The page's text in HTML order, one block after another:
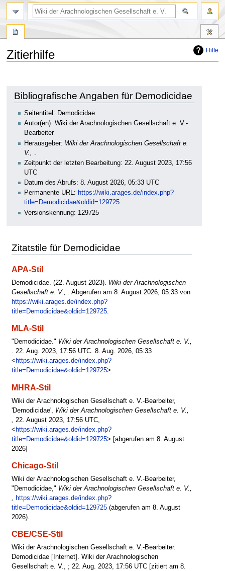
Hilfe
Zitierhilfe
springen
springen
Bibliografische Angaben für Demodicidae
Seitentitel: Demodicidae
Autor(en): Wiki der Arachnologischen Gesellschaft e. V.-
Bearbeiter
Herausgeber: Wiki der Arachnologischen Gesellschaft e.
V.,
Zeitpunkt der letzten Bearbeitung: 22. August 2023, 17:56
UTC
Datum des Abrufs: 8. August 2026, 05:33 UTC
Permanente URL: https://wiki.arages.de/index.php?
title=Demodicidae&oldid=129725
Versionskennung: 129725
Zitatstile für Demodicidae
APA-Stil
Demodicidae. (22. August 2023). Wiki der Arachnologischen
Gesellschaft e. V., . Abgerufen am 8. August 2026, 05:33 von
https://wiki.arages.de/index.php?
title=Demodicidae&oldid=129725.
MLA-Stil
"Demodicidae." Wiki der Arachnologischen Gesellschaft e. V.,
. 22. Aug. 2023, 17:56 UTC. 8. Aug. 2026, 05:33
< https://wiki.arages.de/index.php?
title=Demodicidae&oldid=129725>.
MHRA-Stil
Wiki der Arachnologischen Gesellschaft e. V.-Bearbeiter,
'Demodicidae', Wiki der Arachnologischen Gesellschaft e. V.,
22. August 2023, 17:56 UTC,
< https://wiki.arages.de/index.php?
title=Demodicidae&oldid=129725> [abgerufen am 8. August
2026]
Chicago-Stil
Wiki der Arachnologischen Gesellschaft e. V.-Bearbeiter,
"Demodicidae," Wiki der Arachnologischen Gesellschaft e. V.,
, https://wiki.arages.de/index.php?
title=Demodicidae&oldid=129725(abgerufen am 8. August
2026).
CBE/CSE-Stil
Wiki der Arachnologischen Gesellschaft e. V.-Bearbeiter.
Demodicidae [Internet]. Wiki der Arachnologischen
Gesellschaft e. V., ; 22. Aug. 2023, 17:56 UTC [zitiert am 8.